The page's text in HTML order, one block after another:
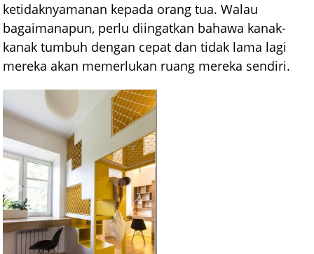
ketidaknyamanan kepada orang tua. Walau
bagaimanapun, perlu diingatkan bahawa kanak-
kanak tumbuh dengan cepat dan tidak lama lagi
mereka akan memerlukan ruang mereka sendiri.